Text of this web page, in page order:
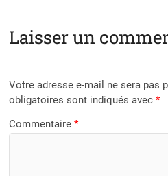
Laisser un
Votre adresse e-mail ne sera pas
obligatoires sont indiqués avec*
Commentaire*